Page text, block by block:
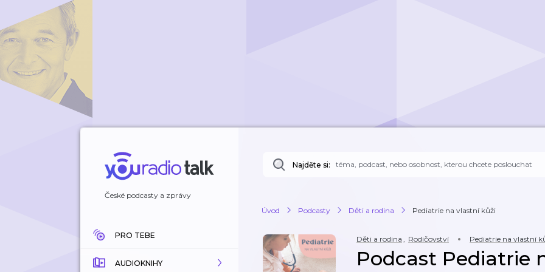
České podcasty a zprávy
PRO TEBE
AUDIOKNIHY
Najděte si:
Úvod Podcasty Děti a rodina Pediatrie na vlastní kůži
Děti a rodina , Rodičovství Pediatrie na vlastní
Podcast Pediatrie